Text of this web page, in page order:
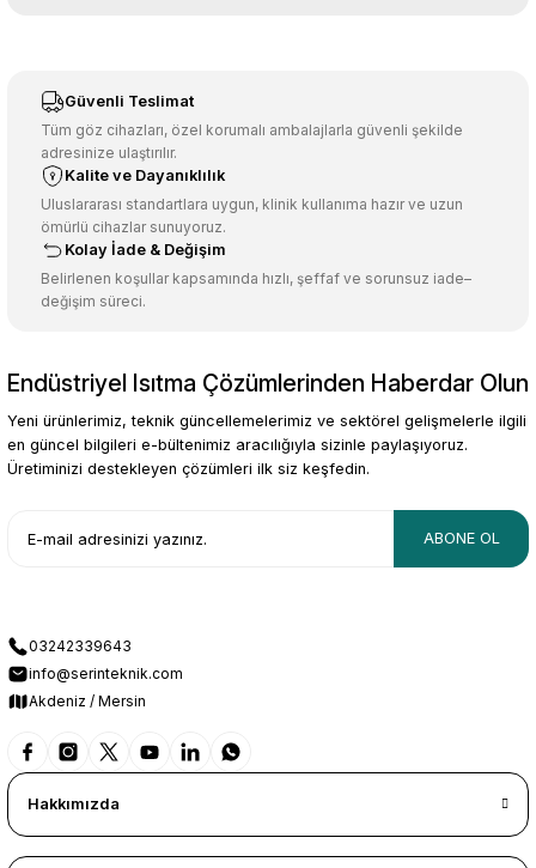
Ürün resmi kalitesiz, bozuk veya görüntülenemiyor.
Ürün açıklamasında eksik bilgiler bulunuyor.
Ürün bilgilerinde hatalar bulunuyor.
Ürün fiyatı diğer sitelerden daha pahalı.
Bu ürüne benzer farklı alternatifler olmalı.
Gönder
Güvenli Teslimat
Tüm göz cihazları, özel korumalı ambalajlarla güvenli şekilde
adresinize ulaştırılır.
Kalite ve Dayanıklılık
Uluslararası standartlara uygun, klinik kullanıma hazır ve uzun
ömürlü cihazlar sunuyoruz.
Kolay İade & Değişim
Belirlenen koşullar kapsamında hızlı, şeffaf ve sorunsuz iade–
değişim süreci.
Endüstriyel Isıtma Çözümlerinden Haberdar Olun
Yeni ürünlerimiz, teknik güncellemelerimiz ve sektörel gelişmelerle ilgili
en güncel bilgileri e-bültenimiz aracılığıyla sizinle paylaşıyoruz.
Üretiminizi destekleyen çözümleri ilk siz keşfedin.
ABONE OL
03242339643
info@serinteknik.com
Akdeniz / Mersin
Hakkımızda